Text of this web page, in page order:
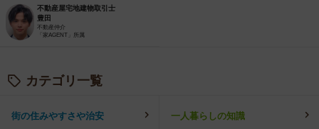
不動産屋宅地建物取引士
豊田
不動産仲介
「家AGENT」所属
カテゴリ一覧
街の住みやすさや治安 一人暮らしの知識